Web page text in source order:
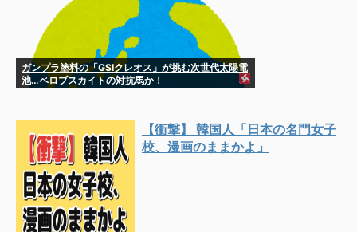
ガンプラ塗料の「GSIクレオス」が挑む次世代太陽電
池…ペロブスカイトの対抗馬か！
【衝撃】 韓国人「日本の名門女子
校、漫画のままかよ」